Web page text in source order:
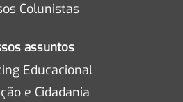
Colunistas
assuntos
Educacional
e Cidadania